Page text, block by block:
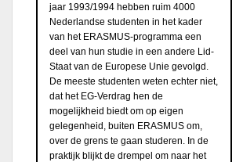
jaar 1993/1994 hebben ruim 4000
Nederlandse studenten in het kader
van het ERASMUS-programma een
deel van hun studie in een andere Lid-
Staat van de Europese Unie gevolgd.
De meeste studenten weten echter niet,
dat het EG-Verdrag hen de
mogelijkheid biedt om op eigen
gelegenheid, buiten ERASMUS om,
over de grens te gaan studeren. In de
praktijk blijkt de drempel om naar het